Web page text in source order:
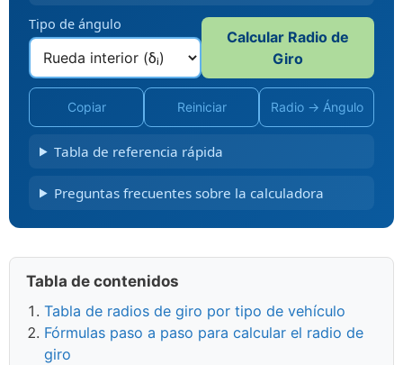
Tipo de ángulo
Calcular Radio de
Giro
Copiar Reiniciar Radio → Ángulo
Tabla de referencia rápida
Preguntas frecuentes sobre la calculadora
Tabla de contenidos
Tabla de radios de giro por tipo de vehículo
Fórmulas paso a paso para calcular el radio de
giro